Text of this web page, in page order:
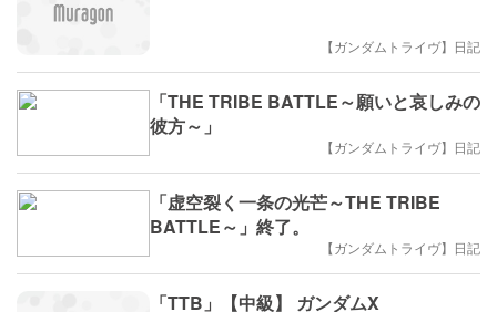
【ガンダムトライヴ】日記
「THE TRIBE BATTLE～願いと哀しみの
彼方～」
【ガンダムトライヴ】日記
「虚空裂く一条の光芒～THE TRIBE
BATTLE～」終了。
【ガンダムトライヴ】日記
「TTB」【中級】 ガンダムX